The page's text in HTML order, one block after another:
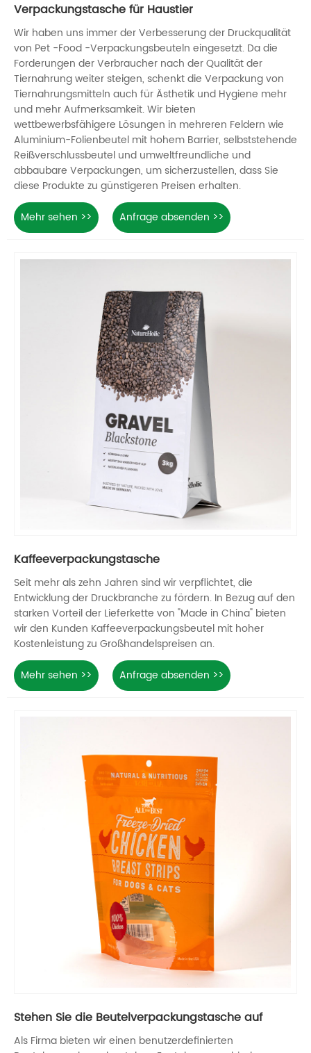
Verpackungstasche für Haustier
Wir haben uns immer der Verbesserung der Druckqualität
von Pet -Food -Verpackungsbeuteln eingesetzt. Da die
Forderungen der Verbraucher nach der Qualität der
Tiernahrung weiter steigen, schenkt die Verpackung von
Tiernahrungsmitteln auch für Ästhetik und Hygiene mehr
und mehr Aufmerksamkeit. Wir bieten
wettbewerbsfähigere Lösungen in mehreren Feldern wie
Aluminium-Folienbeutel mit hohem Barrier, selbststehende
Reißverschlussbeutel und umweltfreundliche und
abbaubare Verpackungen, um sicherzustellen, dass Sie
diese Produkte zu günstigeren Preisen erhalten.
Mehr sehen >>
Anfrage absenden >>
Kaffeeverpackungstasche
Seit mehr als zehn Jahren sind wir verpflichtet, die
Entwicklung der Druckbranche zu fördern. In Bezug auf den
starken Vorteil der Lieferkette von "Made in China" bieten
wir den Kunden Kaffeeverpackungsbeutel mit hoher
Kostenleistung zu Großhandelspreisen an.
Mehr sehen >>
Anfrage absenden >>
Stehen Sie die Beutelverpackungstasche auf
Als Firma bieten wir einen benutzerdefinierten